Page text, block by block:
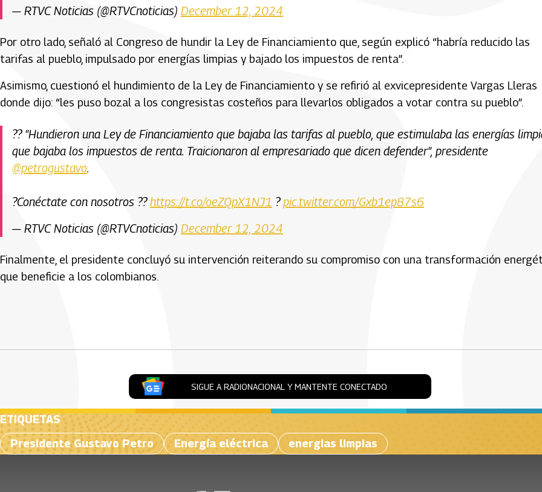
— RTVC Noticias (@RTVCnoticias) December 12, 2024
Por otro lado, señaló al Congreso de hundir la Ley de Financiamiento que, según explicó “habría reducido las
tarifas al pueblo, impulsado por energías limpias y bajado los impuestos de renta”.
Asimismo, cuestionó el hundimiento de la Ley de Financiamiento y se refirió al exvicepresidente Vargas Lleras
donde dijo: “les puso bozal a los congresistas costeños para llevarlos obligados a votar contra su pueblo”.
??️ "Hundieron una Ley de Financiamiento que bajaba las tarifas al pueblo, que estimulaba las energías
que bajaba los impuestos de renta. Traicionaron al empresariado que dicen defender", presidente
@petrogustavo.
?Conéctate con nosotros ??https://t.co/oeZQpX1NJ1 ?pic.twitter.com/Gxb1ep87s6
— RTVC Noticias (@RTVCnoticias) December 12, 2024
Finalmente, el presidente concluyó su intervención reiterando su compromiso con una transformación
que beneficie a los colombianos.
SIGUE A RADIONACIONAL Y MANTENTE CONECTADO
ETIQUETAS
Presidente Gustavo Petro
Energía eléctrica energias limpias